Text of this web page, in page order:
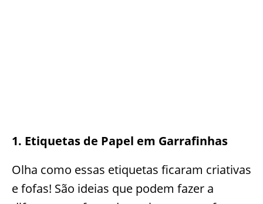
1. Etiquetas de Papel em Garrafinhas
Olha como essas etiquetas ficaram criativas
e fofas! São ideias que podem fazer a